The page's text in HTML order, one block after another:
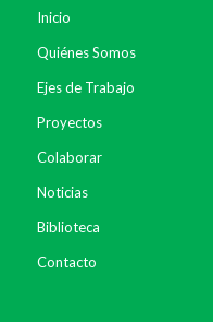
Inicio
Quiénes Somos
Ejes de Trabajo
Proyectos
Colaborar
Noticias
Biblioteca
Contacto